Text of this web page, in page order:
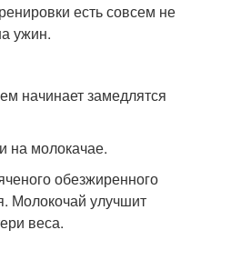
есть совсем не
ужин.
начинает замедлятся
на молокачае.
обезжиренного
Молокочай улучшит
веса.